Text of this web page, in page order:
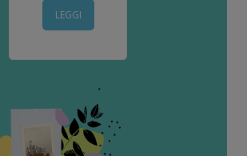
LEGGI